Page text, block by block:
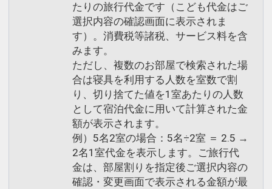
「食事なしプラン」と「朝食付プラン」
をご用意しています。
●「食事なしプラン」と「朝食付プラ
ン」を掲載しています。
※ご覧のページの【食事条件】をお確か
めのうえ、ご予約にお進みください。
設定期間：2026年4月1日～2026年9月
インターネットコース番号：DP-1-
17450867
たりの旅行代金です（こども代金はご
選択内容の確認画面に表示されま
す）。消費税等諸税、サービス料を含
みます。
ただし、複数のお部屋で検索された場
合は寝具を利用する人数を室数で割
り、切り捨てた値を1室あたりの人数
として宿泊代金に用いて計算された金
額が表示されます。
例）5名2室の場合：5名÷2室 ＝ 2.5 →
2名1室代金を表示します。ご旅行代
金は、部屋割りを指定後ご選択内容の
確認・変更画面で表示される金額が最